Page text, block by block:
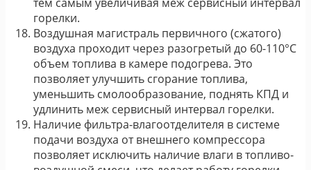
горелки.
Воздушная магистраль первичного (сжатого)
воздуха проходит через разогретый до 60-110°С
объем топлива в камере подогрева. Это
позволяет улучшить сгорание топлива,
уменьшить смолообразование, поднять КПД и
удлинить меж сервисный интервал горелки.
Наличие фильтра-влагоотделителя в системе
подачи воздуха от внешнего компрессора
позволяет исключить наличие влаги в топливо-